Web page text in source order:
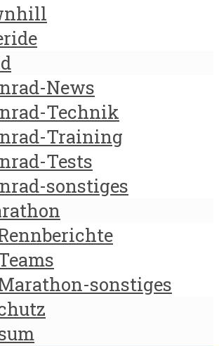
News
Technik
Training
Tests
sonstiges
sonstiges